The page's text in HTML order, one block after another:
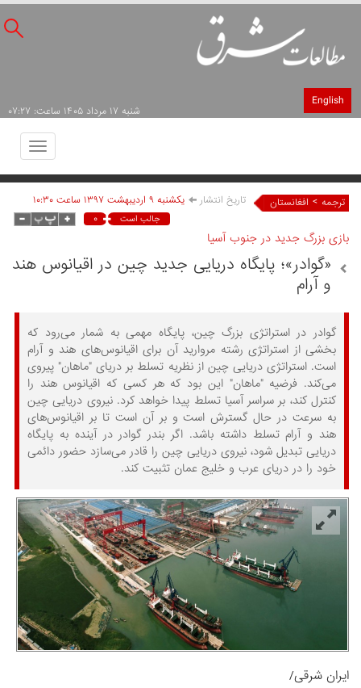
English
شنبه ۱۷ مرداد ۱۴۰۵ ساعت: ۰۷:۲۷
Toggle
ترجمه > افغانستان تاریخ انتشار يکشنبه ۹ ارديبهشت ۱۳۹۷ ساعت ۱۰:۳۰
جالب است ۰
بازی بزرگ جدید در جنوب آسیا
«گوادر»؛ پایگاه دریایی جدید چین در اقیانوس هند
و آرام
گوادر در استراتژی بزرگ چین، پایگاه مهمی به شمار می­‌رود که
بخشی از استراتژی رشته مروارید آن برای اقیانوس‌های هند و آرام
است. استراتژی دریایی چین از نظریه تسلط بر دریای "ماهان" پیروی
می­‌کند. فرضیه "ماهان" این بود که هر کسی که اقیانوس هند را
کنترل کند، بر سراسر آسیا تسلط پیدا خواهد کرد. نیروی دریایی چین
به سرعت در حال گسترش است و بر آن است تا بر اقیانوس‌های
هند و آرام تسلط داشته باشد. اگر بندر گوادر در آینده به پایگاه
دریایی تبدیل شود، نیروی دریایی چین را قادر می­‌سازد حضور دائمی
خود را در دریای عرب و خلیج عمان تثبیت کند.
ایران شرقی/